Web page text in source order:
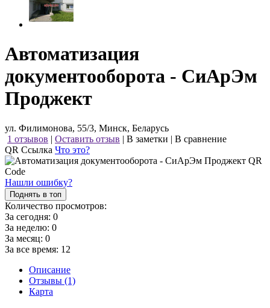
Автоматизация
документооборота - СиАрЭм
Проджект
ул. Филимонова, 55/3, Минск, Беларусь
1 отзывов | Оставить отзыв | В заметки | В сравнение
QR Ссылка Что это?
Нашли ошибку?
Поднять в топ
Количество просмотров:
За сегодня: 0
За неделю: 0
За месяц: 0
За все время: 12
Описание
Отзывы (1)
Карта